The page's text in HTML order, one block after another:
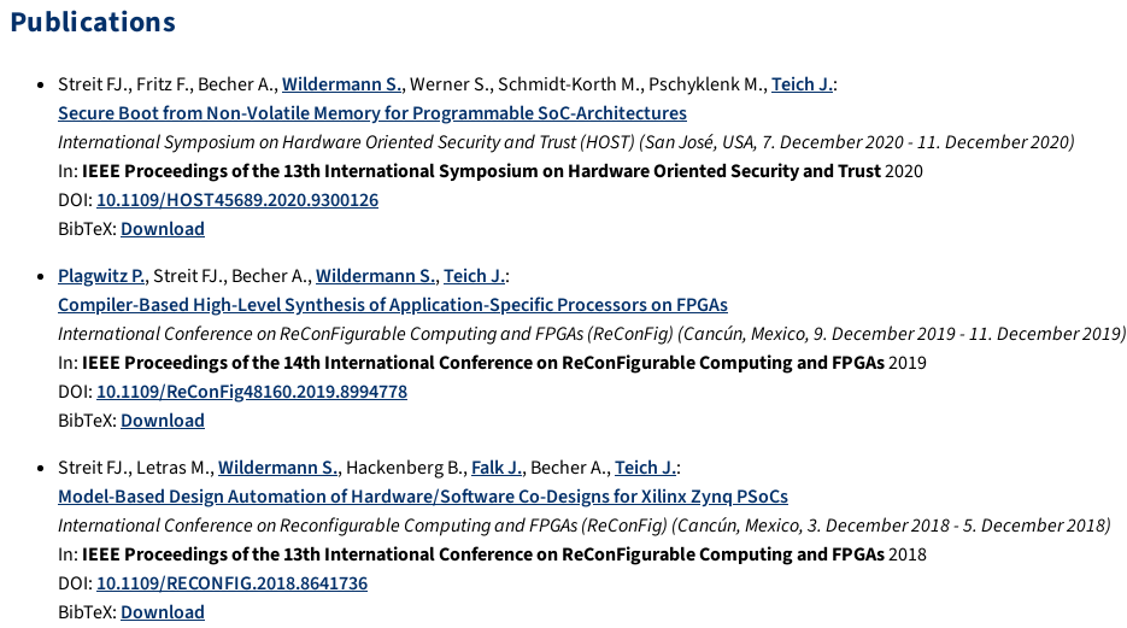
Publications
Streit FJ.,Fritz F.,Becher A.,Wildermann S.,Werner S.,Schmidt-Korth M.,Pschyklenk M.,Teich J.:
Secure Boot from Non-Volatile Memory for Programmable SoC-Architectures
International Symposium on Hardware Oriented Security and Trust (HOST) (San José, USA, 7. December 2020-11. December 2020)
In: IEEE Proceedings of the 13th International Symposium on Hardware Oriented Security and Trust2020
DOI: 10.1109/HOST45689.2020.9300126
BibTeX: Download
Plagwitz P.,Streit FJ.,Becher A.,Wildermann S.,Teich J.:
Compiler-Based High-Level Synthesis of Application-Specific Processors on FPGAs
International Conference on ReConFigurable Computing and FPGAs (ReConFig) (Cancún, Mexico,9. December 2019-11. December 2019)
In: IEEE Proceedings of the 14th International Conference on ReConFigurable Computing and FPGAs2019
DOI: 10.1109/ReConFig48160.2019.8994778
BibTeX: Download
Streit FJ.,Letras M.,Wildermann S.,Hackenberg B.,Falk J.,Becher A.,Teich J.:
Model-Based Design Automation of Hardware/Software Co-Designs for Xilinx Zynq PSoCs
International Conference on Reconfigurable Computing and FPGAs (ReConFig) (Cancún, Mexico,3. December 2018-5. December 2018)
In: IEEE Proceedings of the 13th International Conference on ReConFigurable Computing and FPGAs2018
DOI: 10.1109/RECONFIG.2018.8641736
BibTeX: Download